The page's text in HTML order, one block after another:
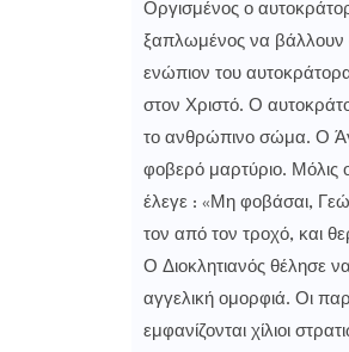
Οργισμένος ο
ξαπλωμένος να βάλλουν
ενώπιον του αυτοκράτορα
στον Χριστό. Ο
το ανθρώπινο σώμα. Ο
φοβερό μαρτύριο. Μόλις
έλεγε : «Μη φοβάσαι,
τον από τον τροχό, και
Ο Διοκλητιανός θέλησε
αγγελική ομορφιά. Οι
εμφανίζονται χίλιοι